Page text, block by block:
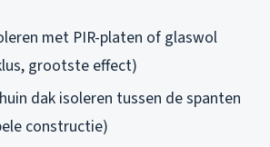
met PIR-platen of glaswol
grootste effect)
dak isoleren tussen de spanten
constructie)